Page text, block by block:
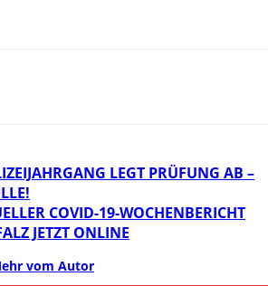
LEGT PRÜFUNG AB –
COVID-19-WOCHENBERICHT
JETZT ONLINE
vom Autor